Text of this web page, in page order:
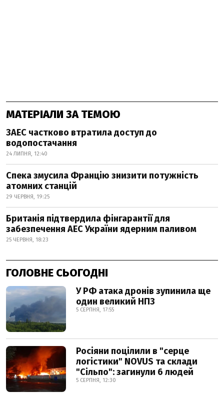
МАТЕРІАЛИ ЗА ТЕМОЮ
ЗАЕС частково втратила доступ до
водопостачання
24 ЛИПНЯ, 12:40
Спека змусила Францію знизити потужність
атомних станцій
29 ЧЕРВНЯ, 19:25
Британія підтвердила фінгарантії для
забезпечення АЕС України ядерним паливом
25 ЧЕРВНЯ, 18:23
ГОЛОВНЕ СЬОГОДНІ
У РФ атака дронів зупинила ще
один великий НПЗ
5 СЕРПНЯ, 17:55
Росіяни поцілили в "серце
логістики" NOVUS та склади
"Сільпо": загинули 6 людей
5 СЕРПНЯ, 12:30